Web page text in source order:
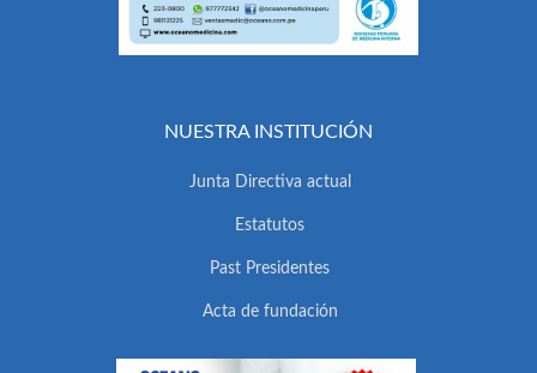
NUESTRA INSTITUCIÓN
Junta Directiva actual
Estatutos
Past Presidentes
Acta de fundación